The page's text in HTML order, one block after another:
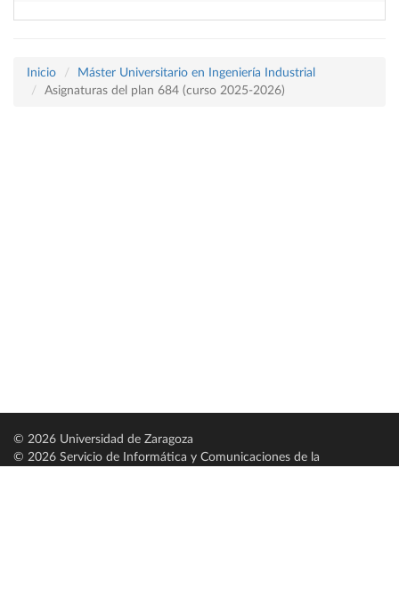
Inicio
Máster Universitario en Ingeniería Industrial
Asignaturas del plan 684 (curso 2025-2026)
© 2026 Universidad de Zaragoza
© 2026 Servicio de Informática y Comunicaciones de la